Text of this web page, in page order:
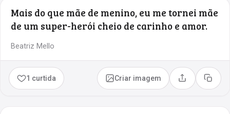
Mais do que mãe de menino, eu me tornei mãe
de um super-herói cheio de carinho e amor.
Beatriz Mello
1 curtida Criar imagem Compartilhar
Copiar